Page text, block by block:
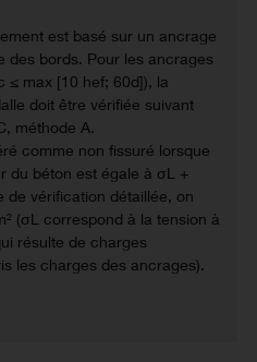
est basé sur un ancrage
des bords. Pour les ancrages
≤ max [10 hef; 60d]), la
doit être vérifiée suivant
méthode A.
comme non fissuré lorsque
du béton est égale à σL +
de vérification détaillée, on
(σL correspond à la tension à
résulte de charges
les charges des ancrages).